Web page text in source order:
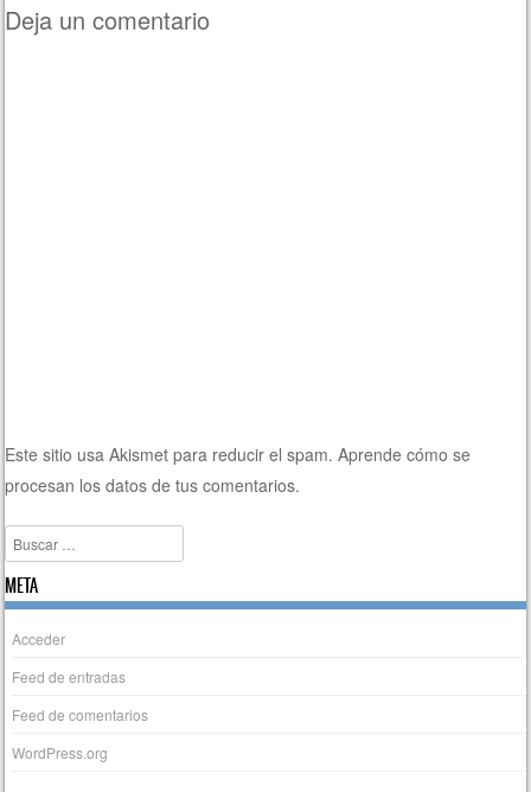
Deja un comentario
Este sitio usa Akismet para reducir el spam.Aprende cómo se
procesan los datos de tus comentarios.
Buscar
META
Acceder
Feed de entradas
Feed de comentarios
WordPress.org